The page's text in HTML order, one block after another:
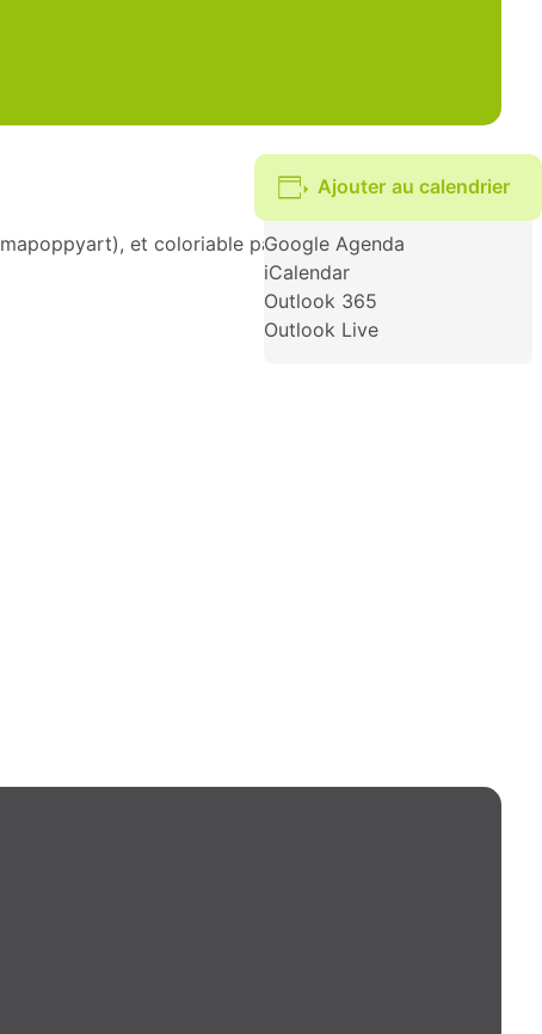
Ajouter au calendrier
Google Agenda
iCalendar
Outlook 365
Outlook Live
et coloriable par les plus jeunes.